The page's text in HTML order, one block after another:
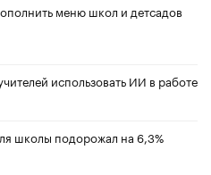
меню школ и детсадов
использовать ИИ в работе
школы подорожал на 6,3%